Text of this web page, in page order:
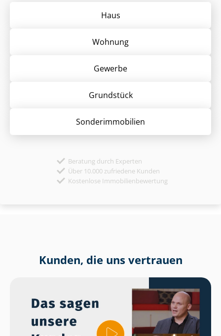
Haus
Wohnung
Gewerbe
Grund­stück
Sonder­immobilien
Beratung durch Experten
Über 10.000 zufriedene Kunden
Kostenlose Immobilienbewertung
Kunden, die uns vertrauen